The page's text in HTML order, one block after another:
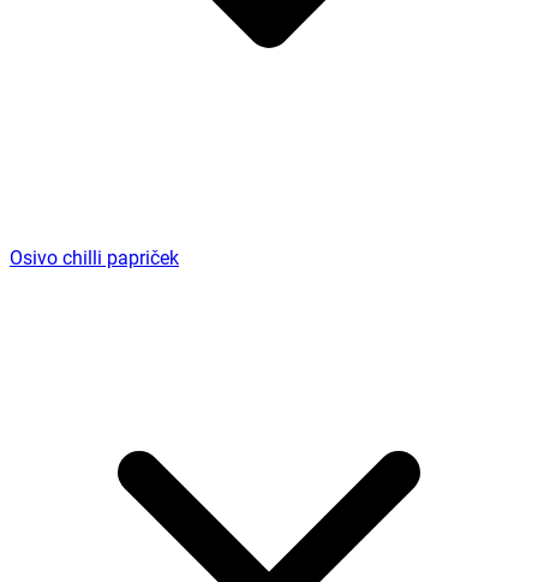
Osivo chilli papriček